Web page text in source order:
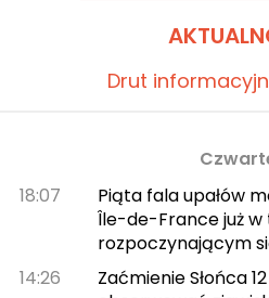
Drut
18:07
Piąta fala upałów
Île-de-France już w
rozpoczynającym
14:26
Zaćmienie Słońca